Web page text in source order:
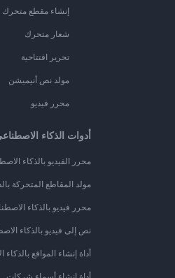
إنشاء مقطع متحرك
شعار متحرك
تحرير افتتاحية
مولد نص أنيميشن
محرر فيديو
أدوات الذكاء
محرر الفيديو بالذكاء
مولد المقاطع المتحركة
محرر فيديو بالذكاء
نص إلى فيديو بالذكاء
أداة إنشاء المواقع